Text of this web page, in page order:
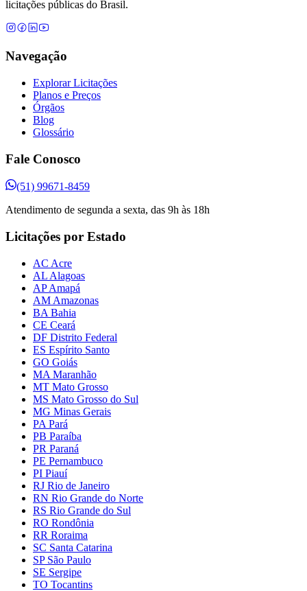
licitações públicas do Brasil.
Navegação
Explorar Licitações
Planos e Preços
Órgãos
Blog
Glossário
Fale Conosco
(51) 99671-8459
Atendimento de segunda a sexta, das 9h às 18h
Licitações por Estado
AC Acre
AL Alagoas
AP Amapá
AM Amazonas
BA Bahia
CE Ceará
DF Distrito Federal
ES Espírito Santo
GO Goiás
MA Maranhão
MT Mato Grosso
MS Mato Grosso do Sul
MG Minas Gerais
PA Pará
PB Paraíba
PR Paraná
PE Pernambuco
PI Piauí
RJ Rio de Janeiro
RN Rio Grande do Norte
RS Rio Grande do Sul
RO Rondônia
RR Roraima
SC Santa Catarina
SP São Paulo
SE Sergipe
TO Tocantins